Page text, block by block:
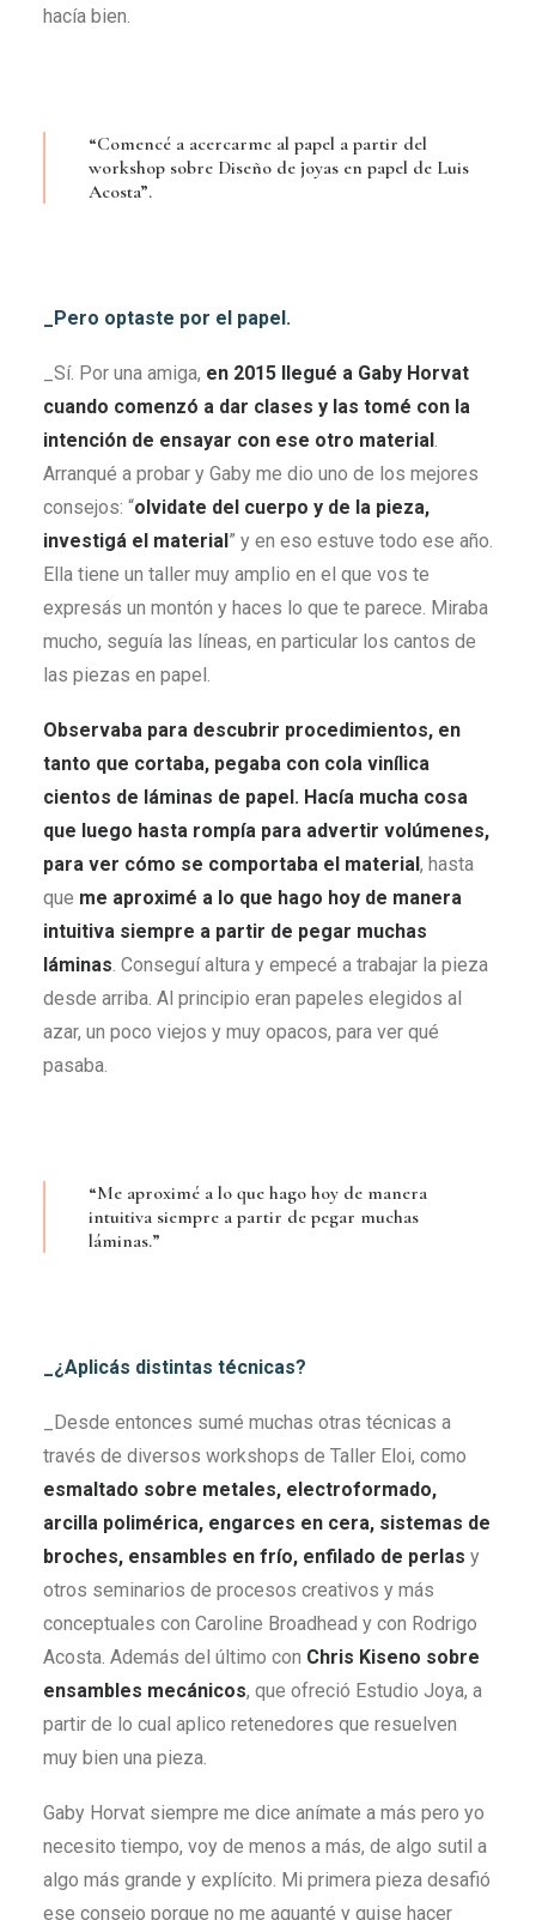
hacía bien.
“Comencé a acercarme al papel a partir del
workshop sobre Diseño de joyas en papel de Luis
Acosta”.
_Pero optaste por el papel.
_Sí. Por una amiga, en 2015 llegué a Gaby Horvat
cuando comenzó a dar clases y las tomé con la
intención de ensayar con ese otro material.
Arranqué a probar y Gaby me dio uno de los mejores
consejos: “olvidate del cuerpo y de la pieza,
investigá el material” y en eso estuve todo ese año.
Ella tiene un taller muy amplio en el que vos te
expresás un montón y haces lo que te parece. Miraba
mucho, seguía las líneas, en particular los cantos de
las piezas en papel.
Observaba para descubrir procedimientos, en
tanto que cortaba, pegaba con cola vinílica
cientos de láminas de papel. Hacía mucha cosa
que luego hasta rompía para advertir volúmenes,
para ver cómo se comportaba el material, hasta
que me aproximé a lo que hago hoy de manera
intuitiva siempre a partir de pegar muchas
láminas. Conseguí altura y empecé a trabajar la pieza
desde arriba. Al principio eran papeles elegidos al
azar, un poco viejos y muy opacos, para ver qué
pasaba.
“Me aproximé a lo que hago hoy de manera
intuitiva siempre a partir de pegar muchas
láminas.”
_¿Aplicás distintas técnicas?
_Desde entonces sumé muchas otras técnicas a
través de diversos workshops de Taller Eloi, como
esmaltado sobre metales, electroformado,
arcilla polimérica, engarces en cera, sistemas de
broches, ensambles en frío, enfilado de perlas y
otros seminarios de procesos creativos y más
conceptuales con Caroline Broadhead y con Rodrigo
Acosta. Además del último con Chris Kiseno sobre
ensambles mecánicos, que ofreció Estudio Joya, a
partir de lo cual aplico retenedores que resuelven
muy bien una pieza.
Gaby Horvat siempre me dice anímate a más pero yo
necesito tiempo, voy de menos a más, de algo sutil a
algo más grande y explícito. Mi primera pieza desafió
ese consejo porque no me aguanté y quise hacer